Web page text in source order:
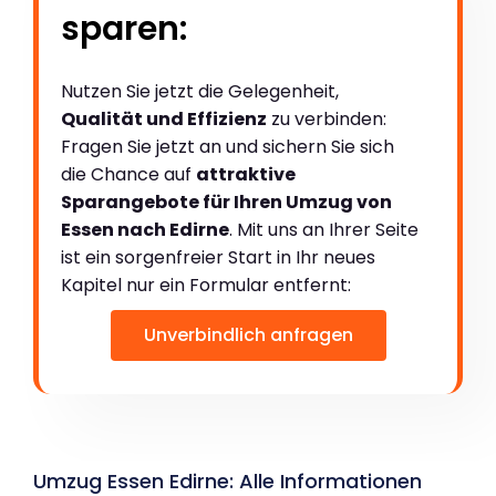
sparen:
Nutzen Sie jetzt die Gelegenheit,
Qualität und Effizienz zu verbinden:
Fragen Sie jetzt an und sichern Sie sich
die Chance auf attraktive
Sparangebote für Ihren Umzug von
Essen nach Edirne. Mit uns an Ihrer Seite
ist ein sorgenfreier Start in Ihr neues
Kapitel nur ein Formular entfernt:
Unverbindlich anfragen
Umzug Essen Edirne: Alle Informationen